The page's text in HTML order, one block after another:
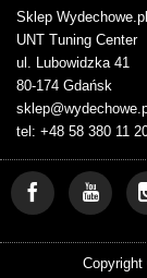
Sklep Wydechowe.pl
UNT Tuning Center
ul. Lubowidzka 41
80-174 Gdańsk
tel: +48 58 380 11